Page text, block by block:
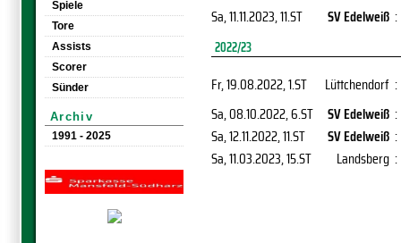
Spiele
Tore
Assists
Scorer
Sünder
Archiv
1991 - 2025
Sa, 11.11.2023, 11.ST SV Edelweiß :
2022/23
Fr, 19.08.2022, 1.ST Lüttchendorf :
Sa, 08.10.2022, 6.ST SV Edelweiß :
Sa, 12.11.2022, 11.ST SV Edelweiß :
Sa, 11.03.2023, 15.ST Landsberg :